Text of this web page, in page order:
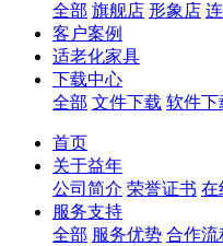
全部 旗舰店 形象店
客户案例
适老化家具
下载中心
全部 文件下载 软件下
首页
关于益年
公司简介 荣誉证书 在
服务支持
全部 服务优势 合作流